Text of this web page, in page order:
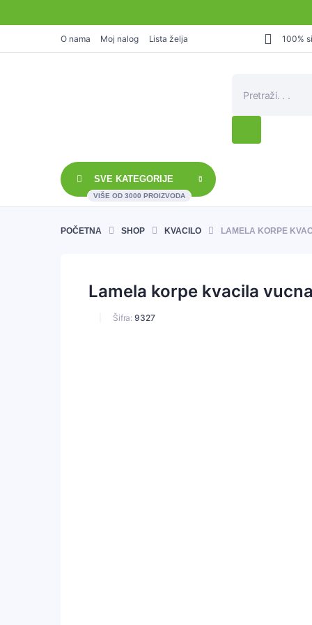
O nama Moj nalog Lista želja 100%
search
SVE KATEGORIJE
VIŠE OD 3000 PROIZVODA
POČETNA SHOP KVACILO LAMELA KORPE
Lamela korpe kvacila
Šifra: 9327